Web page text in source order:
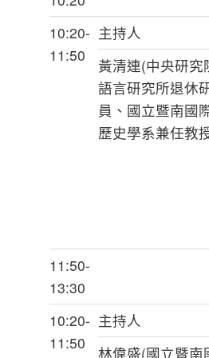
10:20-
11:50
主持人
黃清連(中央研究
語言研究所退休
員、國立暨南國
歷史學系兼任教
11:50-
13:30
10:20-
11:50
主持人
林偉盛(國立暨南